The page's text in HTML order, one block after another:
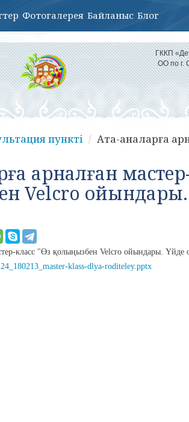
Фотогалерея Байланыс Блог
ГККП
ОО по г.
пункті Ата-аналарға
арналған
Velcro
класс "Өз қолыңызбен Velcro ойындары. Үйде
klass-dlya-roditeley.pptx